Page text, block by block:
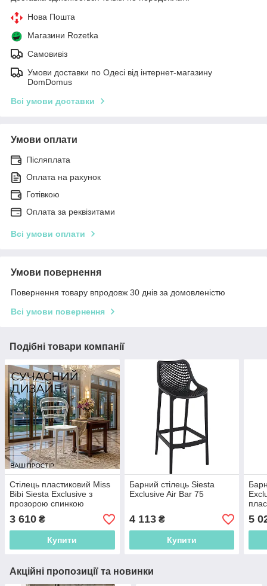
Нова Пошта
Магазини Rozetka
Самовивіз
Умови доставки по Одесі від інтернет-магазину
DomDomus
Всі умови доставки
Умови оплати
Післяплата
Оплата на рахунок
Готівкою
Оплата за реквізитами
Всі умови оплати
Умови повернення
Повернення товару впродовж 30 днів за домовленістю
Всі умови повернення
Подібні товари компанії
Стілець пластиковий Miss
Bibi Siesta Exclusive з
прозорою спинкою
3 610 ₴
Купити
Барний стілець Siesta
Exclusive Air Bar 75
4 113₴
Купити
5
Акційні пропозиції та новинки